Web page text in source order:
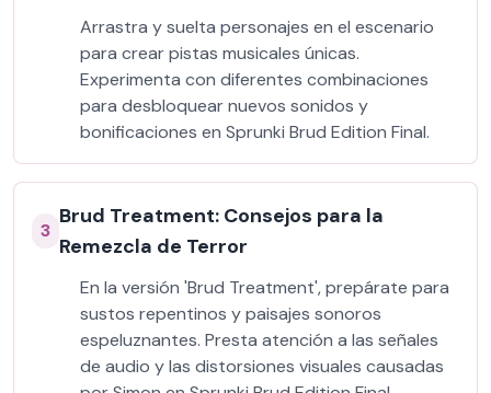
Arrastra y suelta personajes en el escenario
para crear pistas musicales únicas.
Experimenta con diferentes combinaciones
para desbloquear nuevos sonidos y
bonificaciones en Sprunki Brud Edition Final.
3
Brud Treatment: Consejos para la
Remezcla de Terror
En la versión 'Brud Treatment', prepárate para
sustos repentinos y paisajes sonoros
espeluznantes. Presta atención a las señales
de audio y las distorsiones visuales causadas